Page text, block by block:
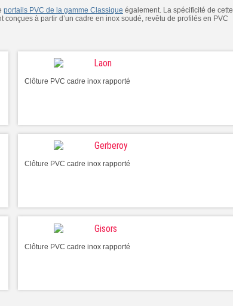
portails PVC de la gamme Classique également. La spécificité de cette
conçues à partir d’un cadre en inox soudé, revêtu de profilés en PVC
Laon
Clôture PVC cadre inox rapporté
Gerberoy
Clôture PVC cadre inox rapporté
Gisors
Clôture PVC cadre inox rapporté